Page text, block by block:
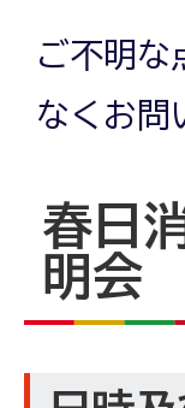
ご不明な
なくお問
春日
明会